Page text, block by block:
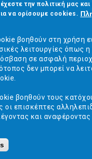
Αθήνα 10683
πμ - 2:00 μμ
την πολιτική μας και
να ορίσουμε cookies.
βοηθούν στη χρήση
λειτουργίες όπως
σε ασφαλή
δεν μπορεί να
βοηθούν τους
επισκέπτες
και